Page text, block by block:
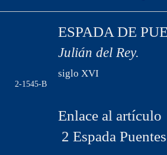
2-1545-B
ESPADA DE
Julián del Rey.
siglo XVI
Enlace al artículo
2 Espada